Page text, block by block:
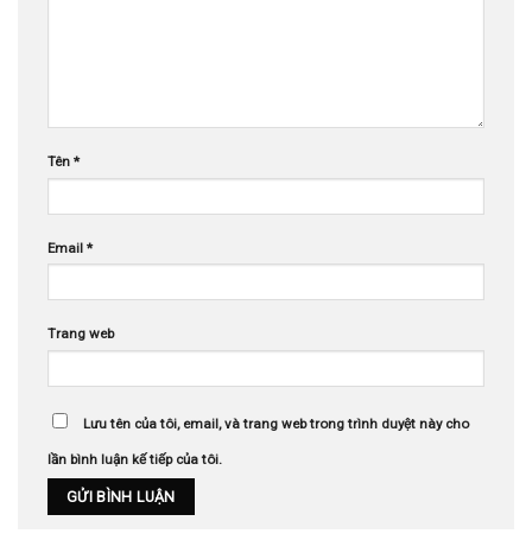
Tên *
Email *
Trang web
Lưu tên của tôi, email, và trang web trong trình duyệt này cho
lần bình luận kế tiếp của tôi.